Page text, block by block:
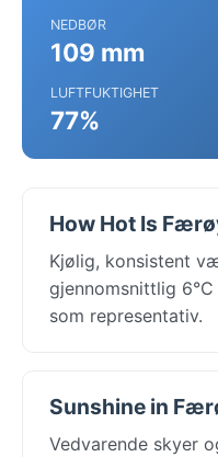
NEDBØR
109 mm
LUFTFUKTIGHET
77%
How Hot Is
Kjølig, konsistent
gjennomsnittlig
som representativ.
Sunshine in
Vedvarende skyer